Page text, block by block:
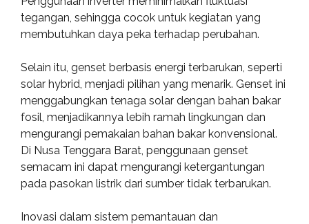
tegangan, sehingga cocok untuk kegiatan yang
membutuhkan daya peka terhadap perubahan.
Selain itu, genset berbasis energi terbarukan, seperti
solar hybrid, menjadi pilihan yang menarik. Genset ini
menggabungkan tenaga solar dengan bahan bakar
fosil, menjadikannya lebih ramah lingkungan dan
mengurangi pemakaian bahan bakar konvensional.
Di Nusa Tenggara Barat, penggunaan genset
semacam ini dapat mengurangi ketergantungan
pada pasokan listrik dari sumber tidak terbarukan.
Inovasi dalam sistem pemantauan dan